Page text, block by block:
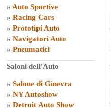
» Auto Sportive
» Racing Cars
» Prototipi Auto
» Navigatori Auto
» Pneumatici
Saloni dell'Auto
» Salone di Ginevra
» NY Autoshow
» Detroit Auto Show